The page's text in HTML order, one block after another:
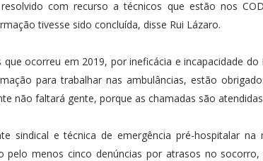
com recurso a técnicos que estão nos
tivesse sido concluída, disse Rui Lázaro.
ocorreu em 2019, por ineficácia e incapacidade
para trabalhar nas ambulâncias, estão
não faltará gente, porque as chamadas são
sindical e técnica de emergência pré-hospitalar
pelo menos cinco denúncias por atrasos no